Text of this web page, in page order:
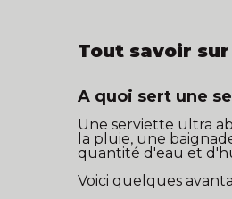
Tout savoir
A quoi sert une
Une serviette ultra
la pluie, une
quantité d'eau et
Voici quelques